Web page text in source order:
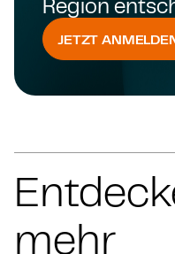
JETZT
mehr